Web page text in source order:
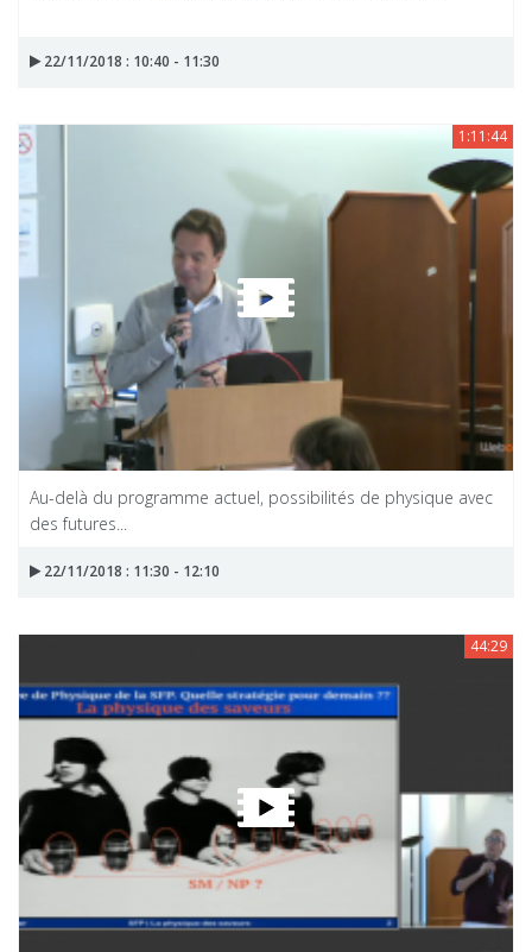
22/11/2018 : 10:40 - 11:30
1:11:44
Au-delà du programme actuel, possibilités de physique avec
des futures...
22/11/2018 : 11:30 - 12:10
44:29